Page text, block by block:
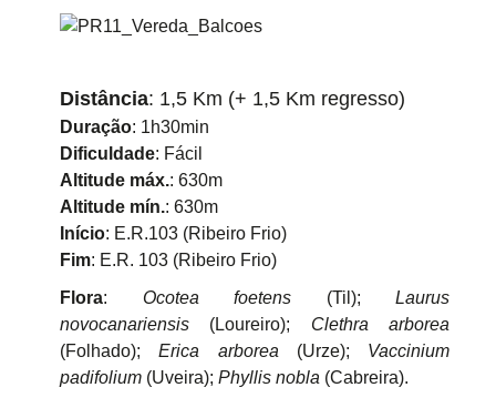
Distância: 1,5 Km (+ 1,5 Km regresso)
Duração: 1h30min
Dificuldade: Fácil
Altitude máx.: 630m
Altitude mín.: 630m
Início: E.R.103 (Ribeiro Frio)
Fim: E.R. 103 (Ribeiro Frio)
Flora: Ocotea foetens (Til); Laurus
novocanariensis (Loureiro); Clethra arborea
(Folhado);Erica arborea (Urze); Vaccinium
padifolium (Uveira); Phyllis nobla (Cabreira).